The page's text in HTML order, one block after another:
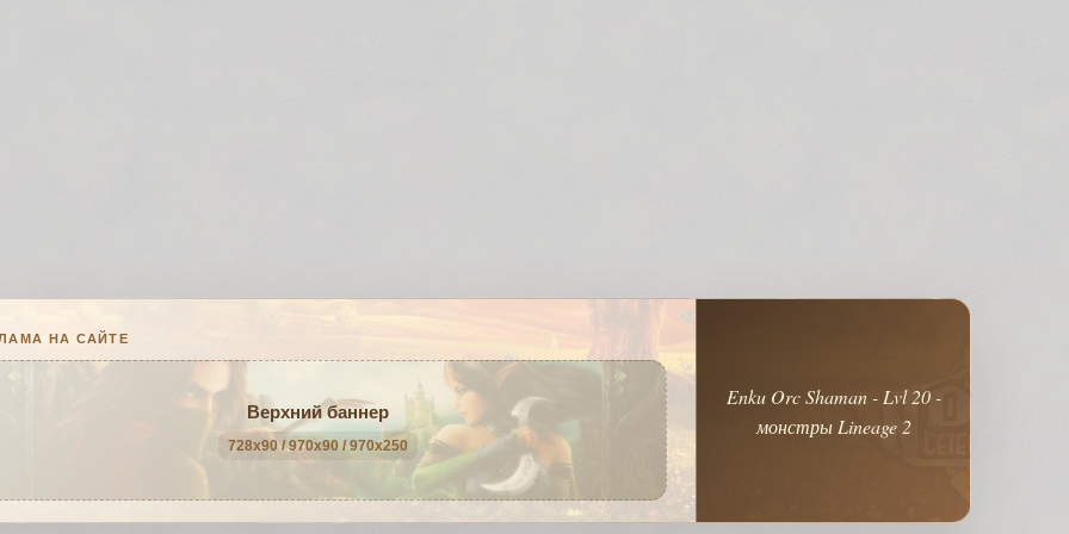
НА САЙТЕ
Верхний баннер
728x90 / 970x90 / 970x250
Enku Orc Shaman - Lvl 20 -
монстры Lineage 2